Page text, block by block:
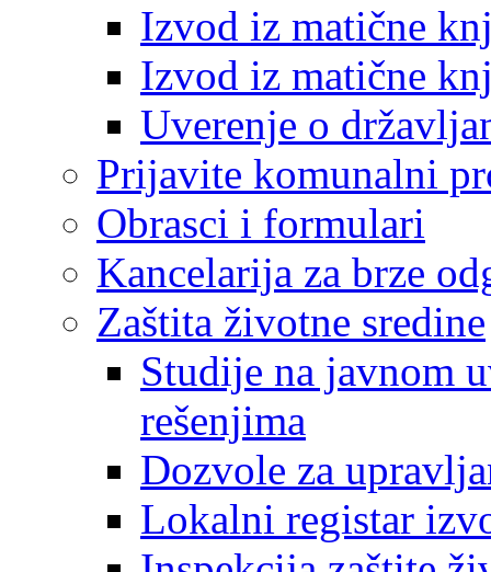
Izvod iz matične
Izvod iz matične
Uverenje o
Prijavite komunalni
Obrasci i formulari
Kancelarija za brze
Zaštita životne sredine
Studije na javnom
rešenjima
Dozvole za
Lokalni registar